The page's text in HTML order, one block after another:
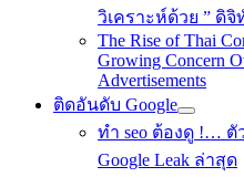
วิเคราะห์ด้วย ” ดิจิ
The Rise of Thai
Growing Concern
Advertisements
ติดอันดับ Google
ทำ seo ต้องดู !… ตั
Google Leak ล่าสุด